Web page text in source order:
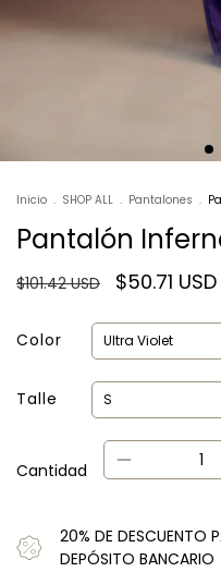
Inicio . SHOP ALL . Pantalones .
Pantalón
$101.42 USD $50.71 USD
Color
Talle
Cantidad
20% DE DESCUENTO
DEPÓSITO BANCARIO